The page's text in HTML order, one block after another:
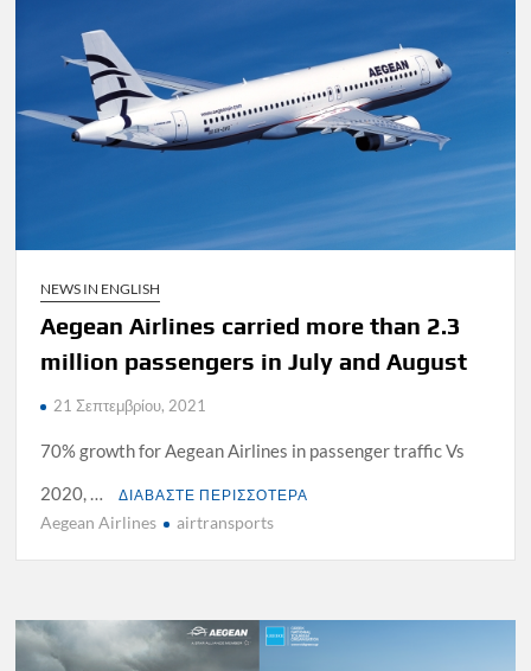
NEWS IN ENGLISH
Aegean Airlines carried more than 2.3
million passengers in July and August
21 Σεπτεμβρίου, 2021
70% growth for Aegean Airlines in passenger traffic Vs
2020, …
ΔΙΑΒΑΣΤΕ ΠΕΡΙΣΣΟΤΕΡΑ
Aegean Airlines airtransports